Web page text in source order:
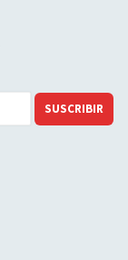
SUSCRIBIR